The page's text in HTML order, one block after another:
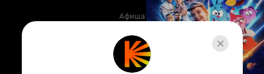
Афиша
Музыка
Телепрограмма